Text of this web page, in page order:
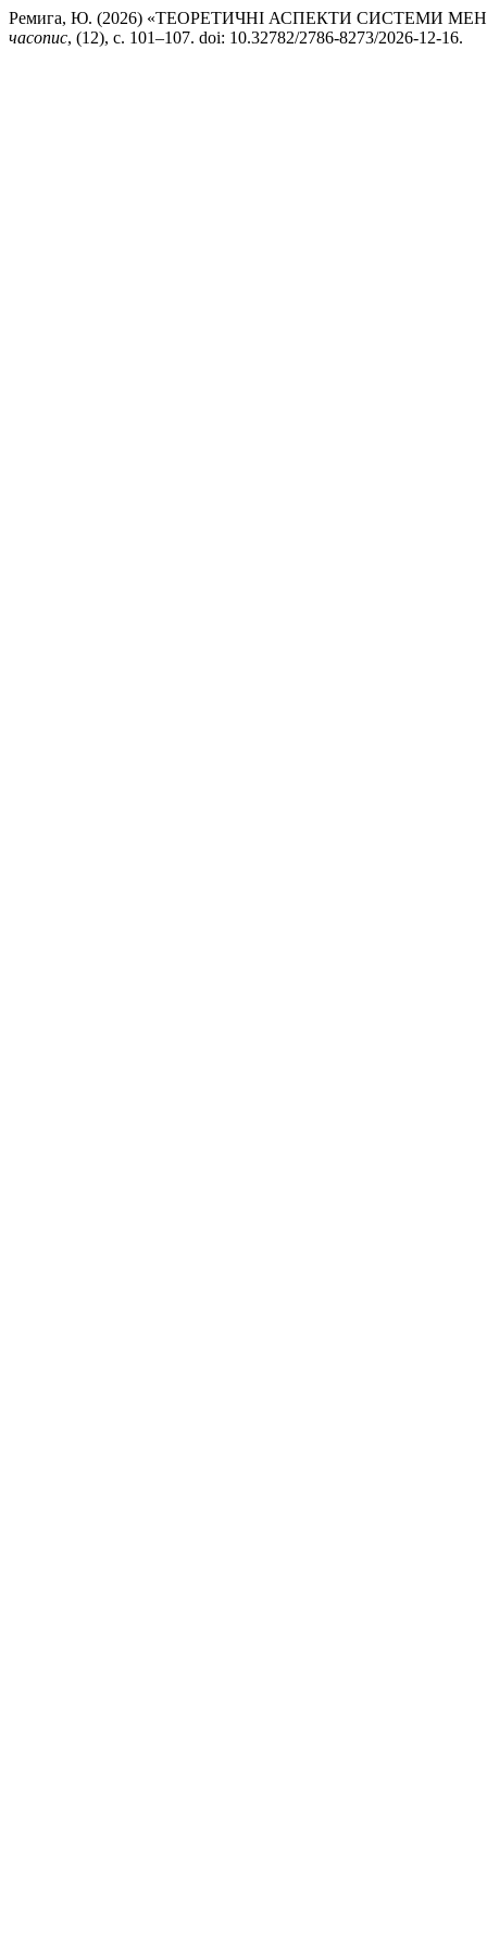
Ремига, Ю. (2026) «ТЕОРЕТИЧНІ АСПЕКТИ СИСТЕМИ
часопис, (12), с. 101–107. doi: 10.32782/2786-8273/2026-12-16.